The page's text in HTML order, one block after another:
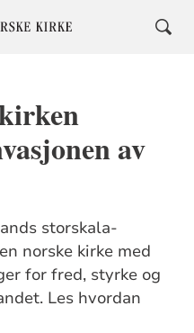
av
storskala-
norske kirke med
for fred, styrke og
Les hvordan